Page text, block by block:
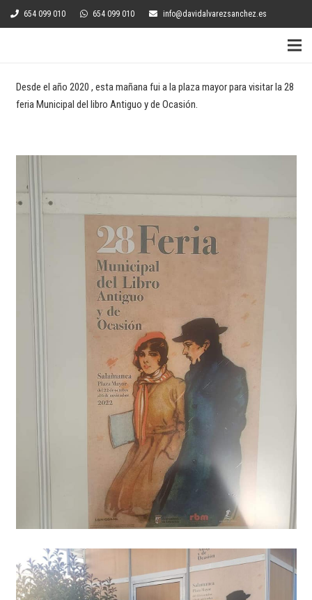
654 099 010 654 099 010 info@davidalvarezsanchez.es
Desde el año 2020 , esta mañana fui a la plaza mayor para visitar la 28
feria Municipal del libro Antiguo y de Ocasión.